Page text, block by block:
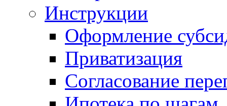
Инструкции
Оформление
Приватизация
Согласование